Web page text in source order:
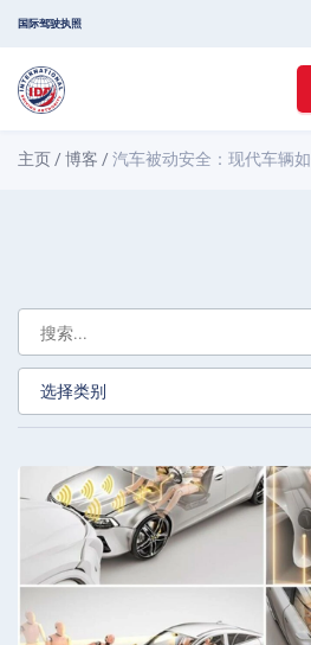
国际驾驶执照
主页 /博客 /汽车被动安全：现代车辆